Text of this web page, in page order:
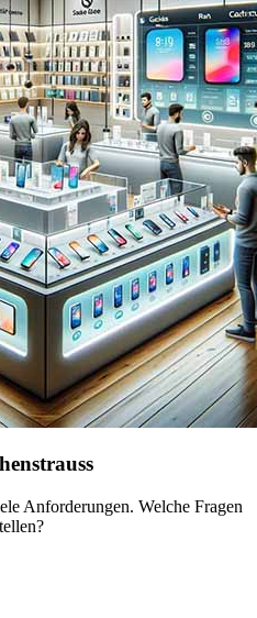
Anforderungen. Welche Fragen